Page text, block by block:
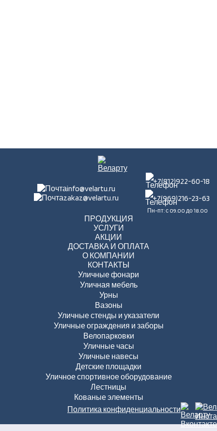
info@velartu.ru
zakaz@velartu.ru
+7(812)922-60-18
+7(969)216-23-63
Пн-пт: с 09.00 до 18.00
ПРОДУКЦИЯ
УСЛУГИ
АКЦИИ
ДОСТАВКА И ОПЛАТА
О КОМПАНИИ
КОНТАКТЫ
Уличные фонари
Уличная мебель
Урны
Вазоны
Уличные стенды и указатели
Уличные ограждения и заборы
Велопарковки
Уличные часы
Уличные навесы
Детские площадки
Уличное спортивное оборудование
Лестницы
Кованые элементы
Политика конфиденциальности